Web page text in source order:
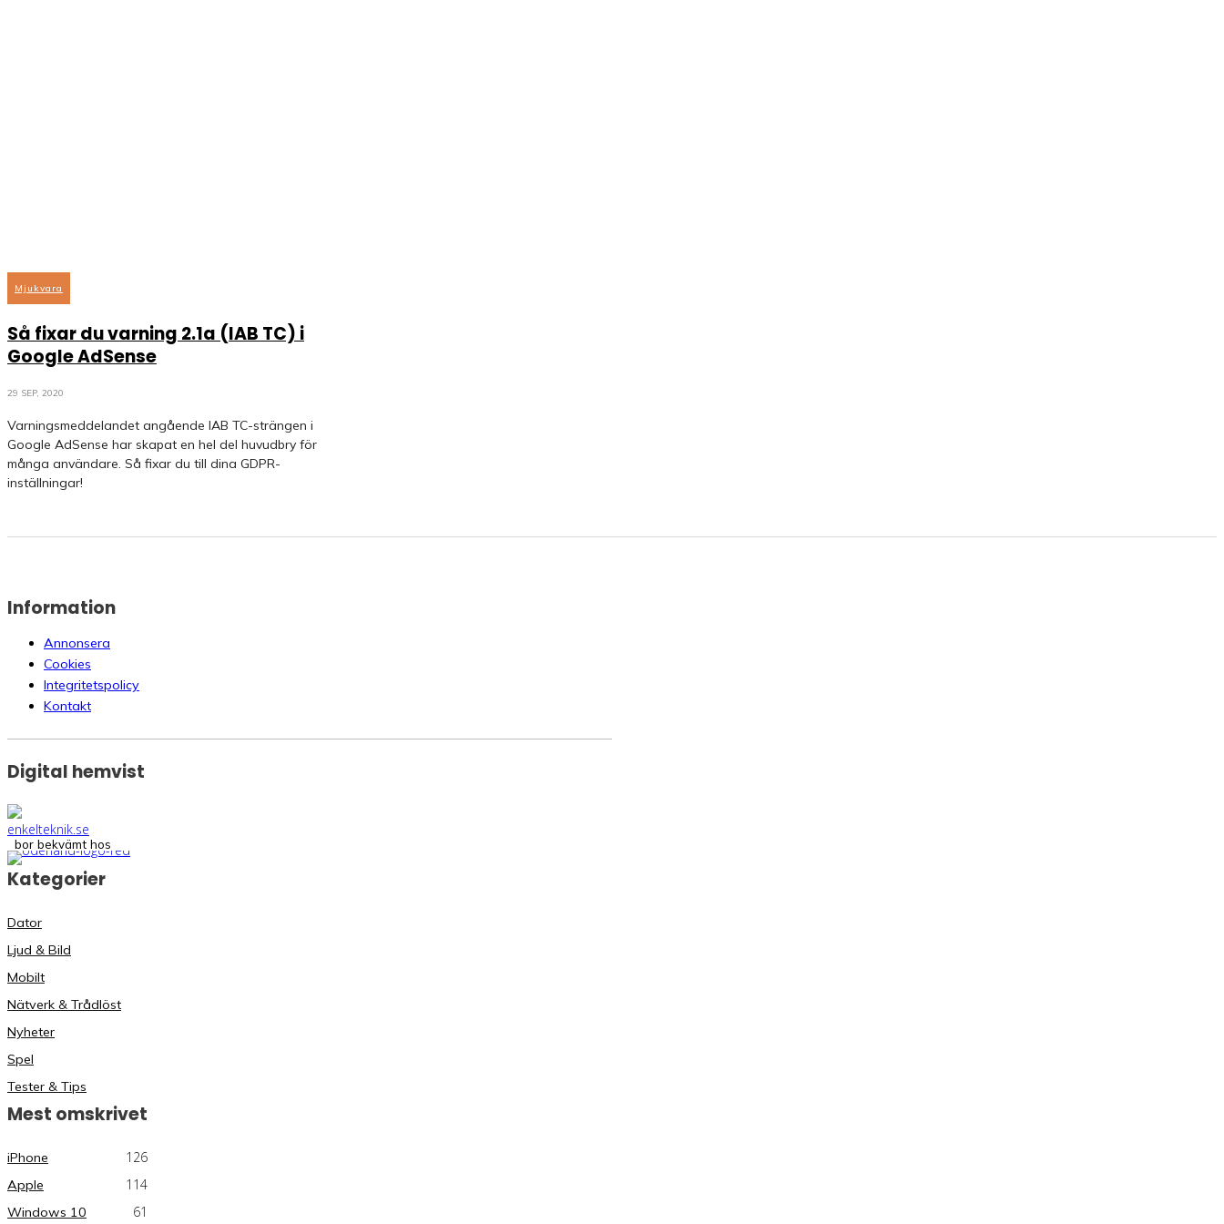
Mjukvara
Så fixar du varning 2.1a (IAB TC) i
Google AdSense
29 SEP, 2020
Varningsmeddelandet angående IAB TC-strängen i
Google AdSense har skapat en hel del huvudbry för
många användare. Så fixar du till dina GDPR-
inställningar!
Information
Annonsera
Cookies
Integritetspolicy
Kontakt
Digital hemvist
bor bekvämt hos
Kategorier
Dator
Ljud & Bild
Mobilt
Nätverk & Trådlöst
Nyheter
Spel
Tester & Tips
Mest omskrivet
iPhone 126
Apple 114
Windows 10 61